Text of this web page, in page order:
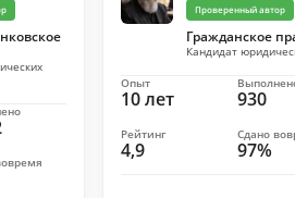
Проверенный автор
Гражданское
Кандидат
10 лет
Опыт
930
4,9
Рейтинг
97%
Сдано